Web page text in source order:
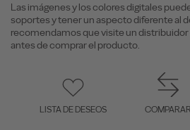
Las imágenes y los colores digitales
soportes y tener un aspecto diferente al
recomendamos que visite un
antes de comprar el producto.
LISTA DE DESEOS COMPARAR